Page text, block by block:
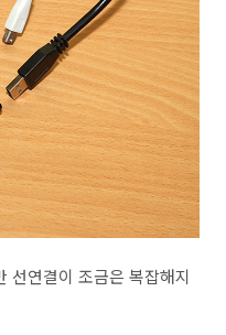
선연결이 조금은 복잡해지